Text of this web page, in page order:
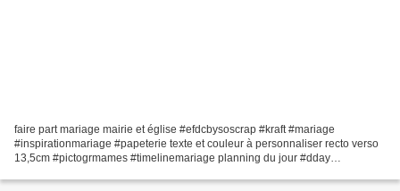
faire part mariage mairie et église #efdcbysoscrap #kraft #mariage
#inspirationmariage #papeterie texte et couleur à personnaliser recto verso
13,5cm #pictogrmames #timelinemariage planning du jour #dday